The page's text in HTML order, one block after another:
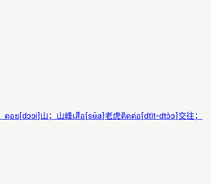
ดอย [dɔɔi] 山；山峰เสือ [sʉ̌a]老虎ติดต่อ [dtìt-dtɔ̀ɔ] 交往；